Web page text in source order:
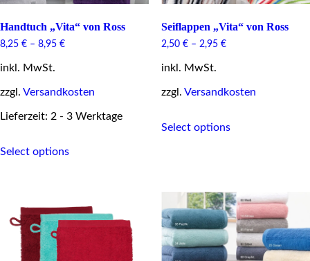
Handtuch „Vita“ von Ross
8,25 € – 8,95 €
inkl. MwSt.
zzgl. Versandkosten
Lieferzeit: 2 - 3 Werktage
Select optionsproduct
The
options
may
chosen
Seiflappen „Vita“ von Ross
2,50 €– 2,95 €
inkl. MwSt.
zzgl. Versandkosten
Select optionsproduct
options
may
be
chosen
on